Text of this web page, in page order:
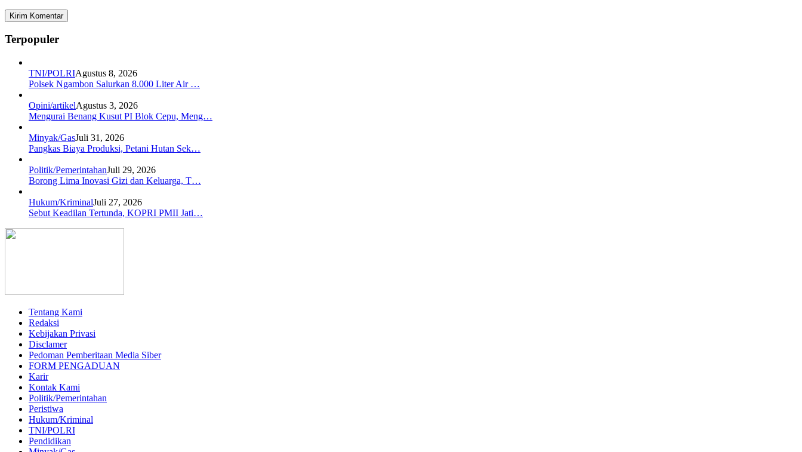
Terpopuler
TNI/POLRIAgustus 8, 2026
Polsek Ngambon Salurkan 8.000 Liter Air …
Opini/artikelAgustus 3, 2026
Mengurai Benang Kusut PI Blok Cepu, Meng…
Minyak/GasJuli 31, 2026
Pangkas Biaya Produksi, Petani Hutan Sek…
Politik/PemerintahanJuli 29, 2026
Borong Lima Inovasi Gizi dan Keluarga, T…
Hukum/KriminalJuli 27, 2026
Sebut Keadilan Tertunda, KOPRI PMII Jati…
Tentang Kami
Redaksi
Kebijakan Privasi
Disclamer
Pedoman Pemberitaan Media Siber
FORM PENGADUAN
Karir
Kontak Kami
Politik/Pemerintahan
Peristiwa
Hukum/Kriminal
TNI/POLRI
Pendidikan